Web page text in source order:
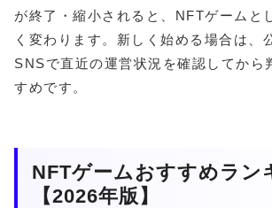
が終了・縮小されると、NFTゲームと
く変わります。新しく始める場合は、
SNSで直近の運営状況を確認してから
すめです。
NFTゲームおすすめラン
【2026年版】